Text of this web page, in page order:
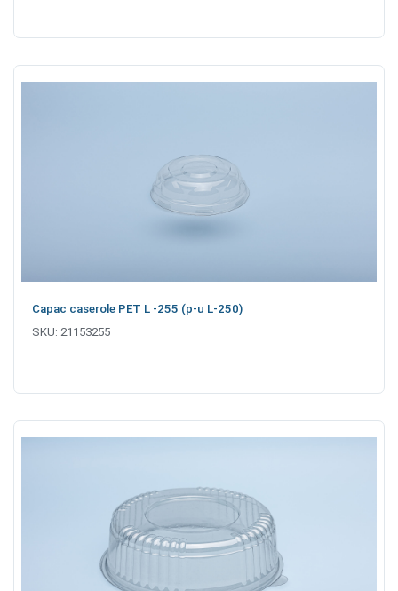
Capac caserole PET L -255 (p-u L-250)
SKU: 21153255